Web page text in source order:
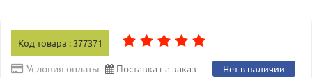
Код товара : 377371
Условия оплаты Поставка на заказ Нет в наличии